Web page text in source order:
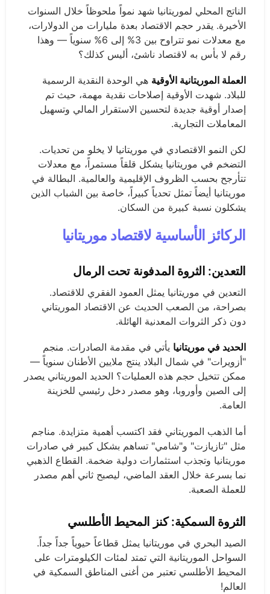
الناتج المحلي لموريتانيا شهد نمواً ملحوظاً خلال السنوات
الأخيرة. يقدر حجم الاقتصاد بعدة مليارات من الدولارات،
مع معدلات نمو تتراوح بين 3% إلى 6% سنوياً — وهذا
رقم لا بأس به لاقتصاد ناشئ، أليس كذلك؟
العملة الموريتانية الأوقية هي الوحدة النقدية الرسمية
للبلاد. شهدت الأوقية إصلاحات نقدية مهمة، حيث تم
إصدار أوقية جديدة لتحسين الاستقرار المالي وتسهيل
المعاملات التجارية.
لكن النمو الاقتصادي في موريتانيا لا يخلو من تحديات.
التضخم في موريتانيا يشكل قلقاً مستمراً، مع معدلات
تتأرجح بحسب الظروف الإقليمية والعالمية. البطالة في
موريتانيا أيضاً تمثل تحدياً كبيراً، خاصة بين الشباب الذين
يشكلون نسبة كبيرة من السكان.
الركائز الأساسية لاقتصاد موريتانيا
التعدين: الثروة المدفونة تحت الرمال
التعدين في موريتانيا يمثل العمود الفقري للاقتصاد.
بصراحة، من الصعب الحديث عن الاقتصاد الموريتاني
دون ذكر الثروات المعدنية الهائلة.
الحديد في موريتانيا يأتي في مقدمة الصادرات. منجم
"أزويرات" في شمال البلاد ينتج ملايين الأطنان سنوياً —
ممكن تتخيل حجم هذه العمليات؟ الحديد الموريتاني يصدر
إلى الصين وأوروبا، وهو مصدر دخل رئيسي للخزينة
العامة.
أما الذهب الموريتاني فقد اكتسب أهمية متزايدة. مناجم
مثل "تازيازت" و"شامي" تساهم بشكل كبير في صادرات
موريتانيا وتجذب استثمارات دولية ضخمة. القطاع الذهبي
نما بسرعة خلال العقد الماضي، ليصبح ثاني أهم مصدر
للعملة الصعبة.
الثروة السمكية: كنز المحيط الأطلسي
الصيد البحري في موريتانيا يمثل قطاعاً حيوياً جداً جداً.
السواحل الموريتانية التي تمتد لمئات الكيلومترات على
المحيط الأطلسي تعتبر من أغنى المناطق السمكية في
العالم!